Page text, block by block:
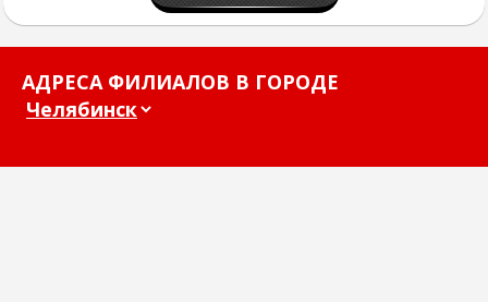
АДРЕСА ФИЛИАЛОВ В ГОРОДЕ